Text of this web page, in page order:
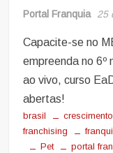
Portal Franquia 25
Capacite-se no
empreenda no 6º
ao vivo, curso
abertas!
brasil crescimento
franchising
Pet
portal